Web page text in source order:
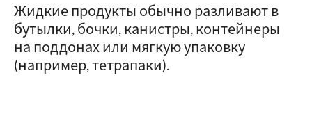
Жидкие продукты обычно разливают в
бутылки, бочки, канистры, контейнеры
на поддонах или мягкую упаковку
(например, тетрапаки).